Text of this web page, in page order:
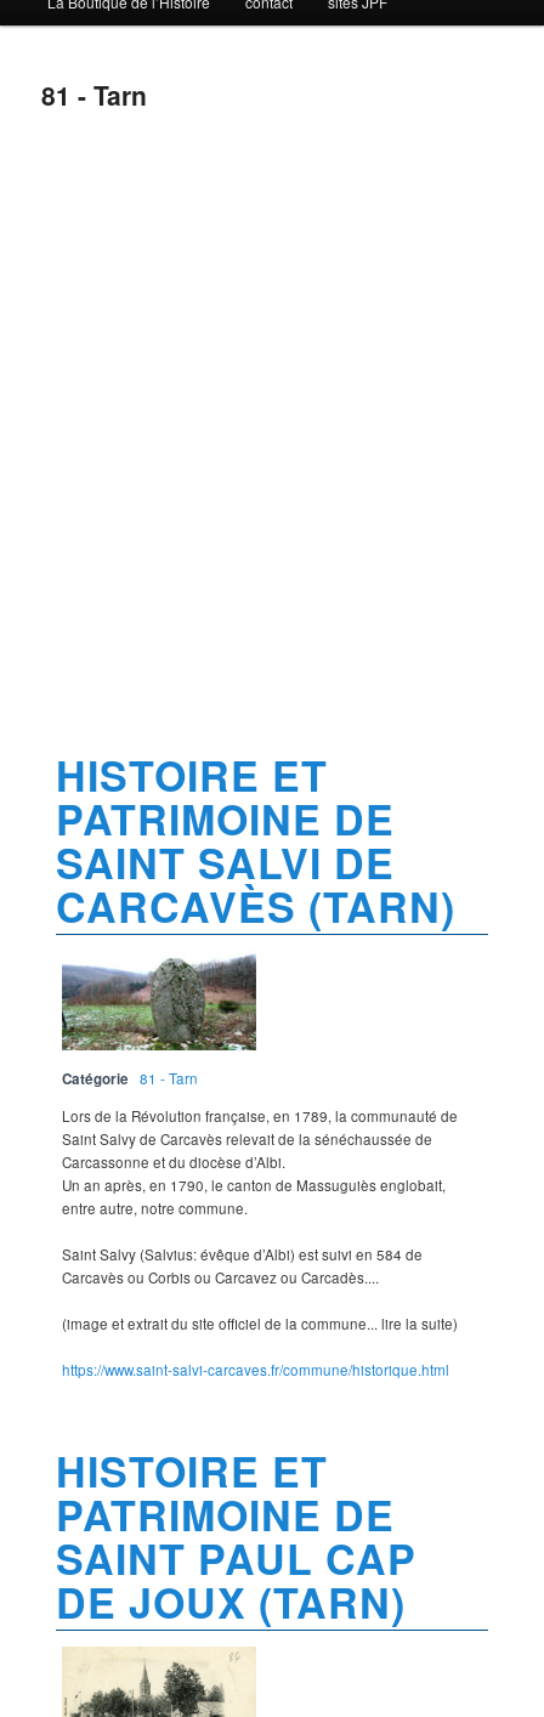
81 - Tarn
HISTOIRE ET
PATRIMOINE DE
SAINT SALVI DE
CARCAVÈS (TARN)
Catégorie
81 - Tarn
Lors de la Révolution française, en 1789, la communauté de
Saint Salvy de Carcavès relevait de la sénéchaussée de
Carcassonne et du diocèse d’Albi.
Un an après, en 1790, le canton de Massuguiès englobait,
entre autre, notre commune.
Saint Salvy (Salvius: évêque d’Albi) est suivi en 584 de
Carcavès ou Corbis ou Carcavez ou Carcadès....
(image et extrait du site officiel de la commune... lire la suite)
https://www.saint-salvi-carcaves.fr/commune/historique.html
HISTOIRE ET
PATRIMOINE DE
SAINT PAUL CAP
DE JOUX (TARN)